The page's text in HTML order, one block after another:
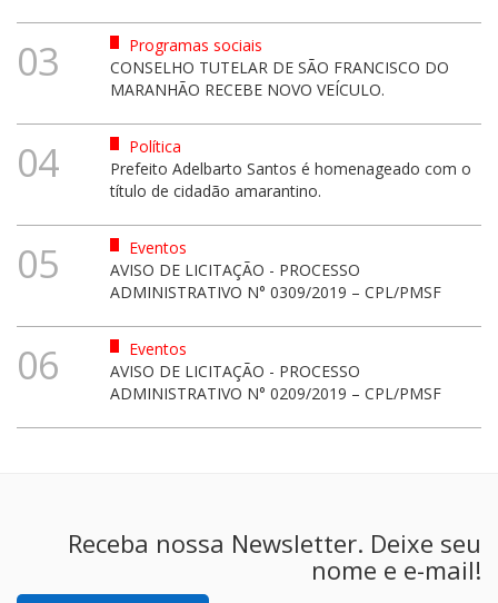
03
Programas sociais
CONSELHO TUTELAR DE SÃO FRANCISCO DO
MARANHÃO RECEBE NOVO VEÍCULO.
04
Política
Prefeito Adelbarto Santos é homenageado com o
título de cidadão amarantino.
05
Eventos
AVISO DE LICITAÇÃO - PROCESSO
ADMINISTRATIVO N° 0309/2019 – CPL/PMSF
06
Eventos
AVISO DE LICITAÇÃO - PROCESSO
ADMINISTRATIVO N° 0209/2019 – CPL/PMSF
Receba nossa Newsletter. Deixe seu
nome e e-mail!